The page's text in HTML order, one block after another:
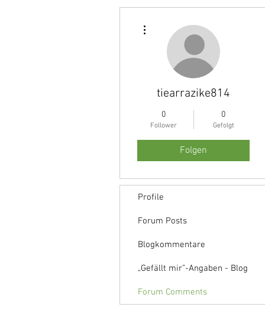
tiearrazike814
0
Follower
0
Gefolgt
Folgen
Profile
Forum Posts
Blogkommentare
„Gefällt mir”-Angaben - Blog
Forum Comments